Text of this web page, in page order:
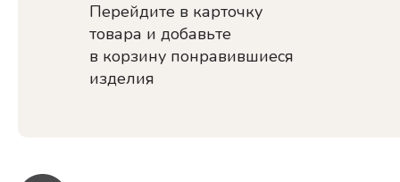
Перейдите в карточку
товара и добавьте
в корзину понравившиеся
изделия